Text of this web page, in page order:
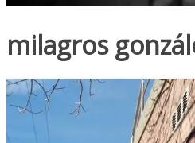
milagros